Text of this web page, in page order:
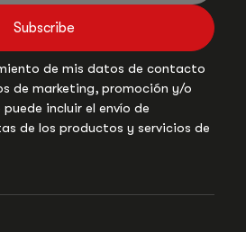
Subscribe
de mis datos de contacto
de marketing, promoción y/o
incluir el envío de
de los productos y servicios de